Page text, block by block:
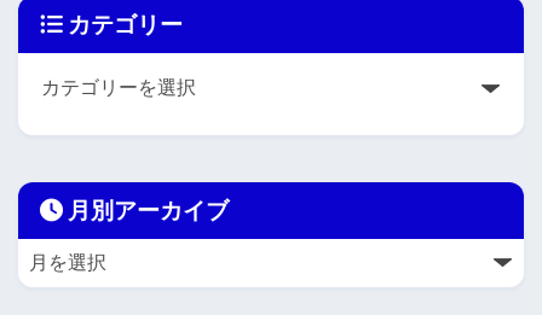
カテゴリー
月別アーカイブ